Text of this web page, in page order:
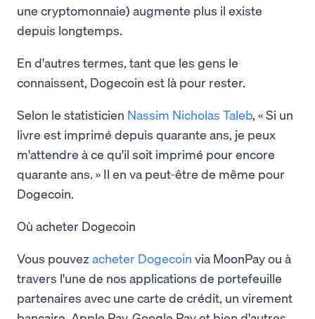
une cryptomonnaie) augmente plus il existe
depuis longtemps.
En d'autres termes, tant que les gens le
connaissent, Dogecoin est là pour rester.
Selon le statisticien Nassim Nicholas Taleb, « Si un
livre est imprimé depuis quarante ans, je peux
m'attendre à ce qu'il soit imprimé pour encore
quarante ans. » Il en va peut-être de même pour
Dogecoin.
Où acheter Dogecoin
Vous pouvez acheter Dogecoin via MoonPay ou à
travers l'une de nos applications de portefeuille
partenaires avec une carte de crédit, un virement